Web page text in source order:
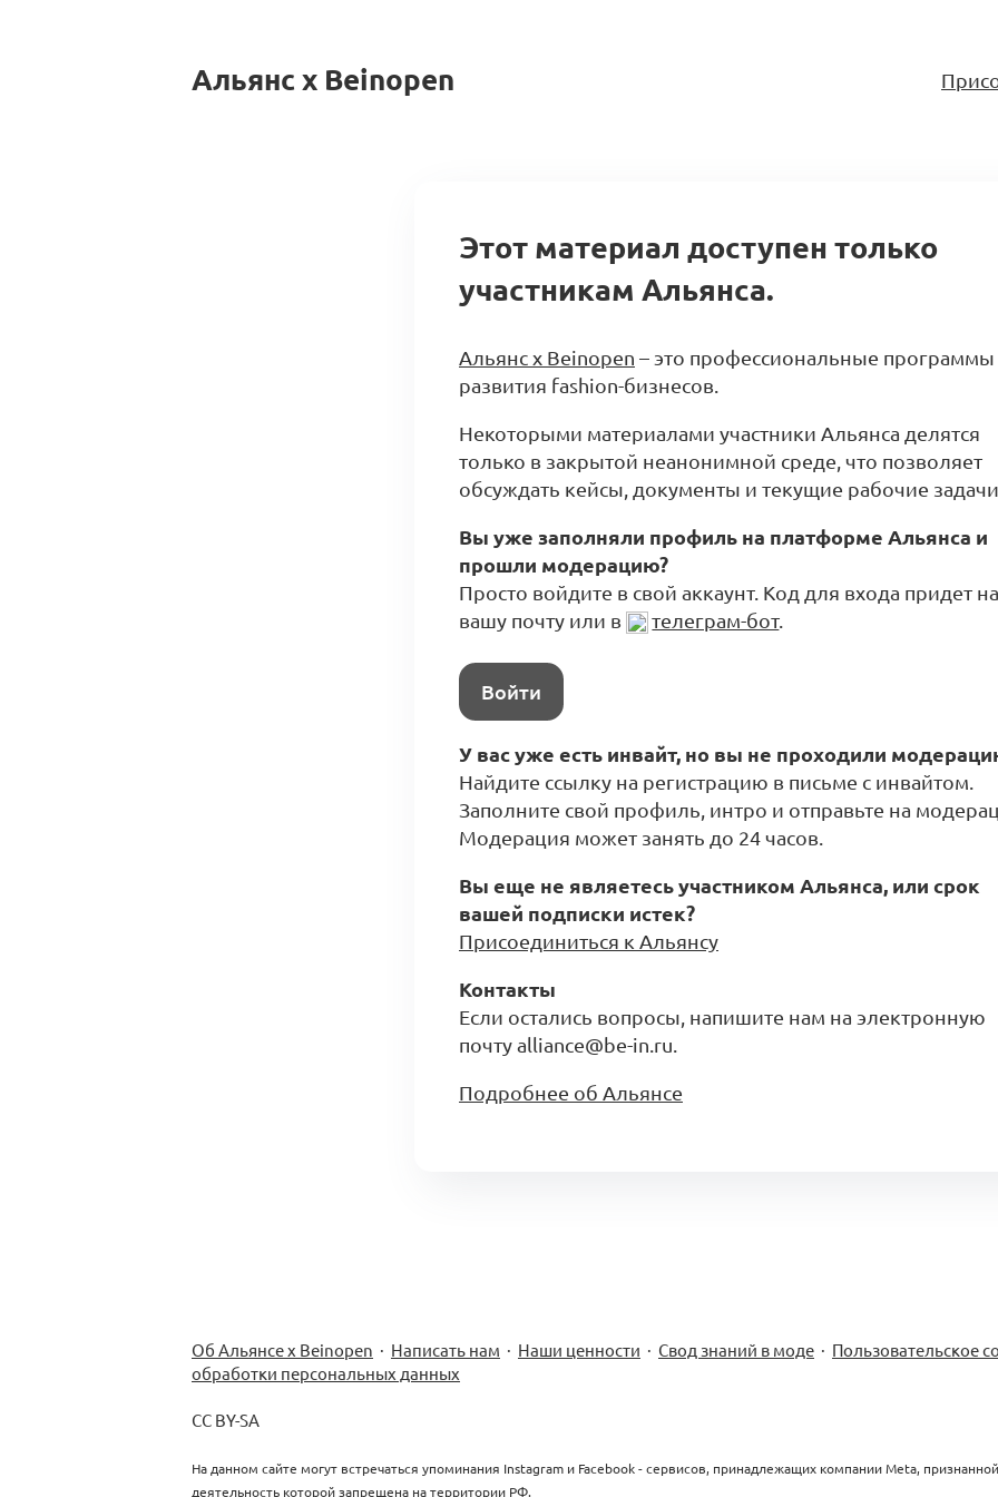
Альянс x Beinopen
Этот материал доступен только
участникам Альянса.
Альянс x Beinopen – это профессиональные программы
развития fashion-бизнесов.
Некоторыми материалами участники Альянса делятся
только в закрытой неанонимной среде, что позволяет
обсуждать кейсы, документы и текущие рабочие
Вы уже заполняли профиль на платформе Альянса и
прошли модерацию?
Просто войдите в свой аккаунт. Код для входа придет на
вашу почту или в
телеграм-бот.
Войти
У вас уже есть инвайт, но вы не проходили
Найдите ссылку на регистрацию в письме с инвайтом.
Заполните свой профиль, интро и отправьте на
Модерация может занять до 24 часов.
Вы еще не являетесь участником Альянса, или срок
вашей подписки истек?
Присоединиться к Альянсу
Контакты
Если остались вопросы, напишите нам на электронную
почту alliance@be-in.ru.
Подробнее об Альянсе
Об Альянсе х Beinopen · Написать нам · Наши ценности · Свод знаний в моде · Пользовательское
обработки персональных данных
CC BY-SA
На данном сайте могут встречаться упоминания Instagram и Facebook - сервисов, принадлежащих компании Meta,
деятельность которой запрещена на территории РФ.